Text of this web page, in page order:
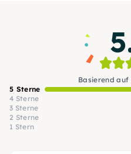
Basierend auf
5 Sterne
4 Sterne
3 Sterne
2 Sterne
1 Stern